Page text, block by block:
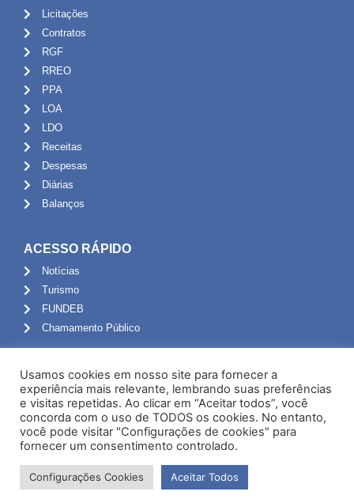
Licitações
Contratos
RGF
RREO
PPA
LOA
LDO
Receitas
Despesas
Diárias
Balanços
ACESSO RÁPIDO
Notícias
Turismo
FUNDEB
Chamamento Público
Portal do Servidor
Webmail
Administração
Usamos cookies em nosso site para fornecer a
experiência mais relevante, lembrando suas preferências
e visitas repetidas. Ao clicar em “Aceitar todos”, você
concorda com o uso de TODOS os cookies. No entanto,
você pode visitar "Configurações de cookies" para
fornecer um consentimento controlado.
Configurações Cookies Aceitar Todos